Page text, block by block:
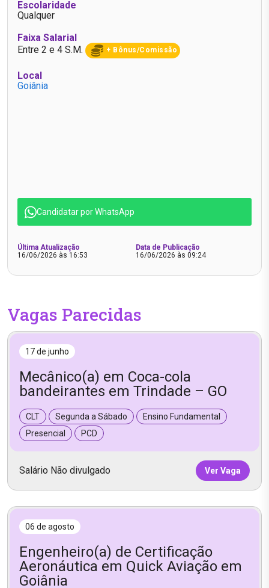
Escolaridade
Qualquer
Faixa Salarial
Entre 2 e 4 S.M.
+ Bônus/Comissão
Local
Goiânia
Candidatar por WhatsApp
Última Atualização
16/06/2026 às 16:53
Data de Publicação
16/06/2026 às 09:24
Vagas Parecidas
17 de junho
Mecânico(a) em Coca-cola
bandeirantes em Trindade – GO
CLT Segunda a Sábado
Ensino Fundamental
Presencial
PCD
Salário Não divulgado Ver Vaga
06 de agosto
Engenheiro(a) de Certificação
Aeronáutica em Quick Aviação em
Goiânia